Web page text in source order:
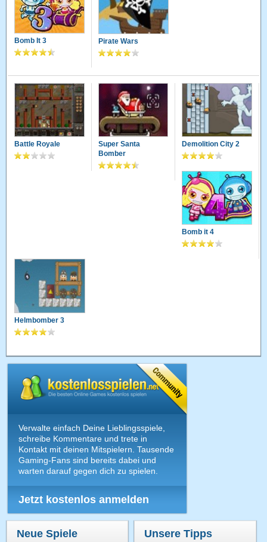
Bomb It 3 Pirate Wars
Battle Royale
Super Santa
Bomber
Demolition City 2
Bomb it 4
Helmbomber 3
Verwalte einfach Deine Lieblingsspiele,
schreibe Kommentare und trete in
Kontakt mit deinen Mitspielern. Tausende
Gaming-Fans sind bereits dabei und
warten darauf gegen dich zu spielen.
Jetzt kostenlos anmelden
Neue Spiele Unsere Tipps